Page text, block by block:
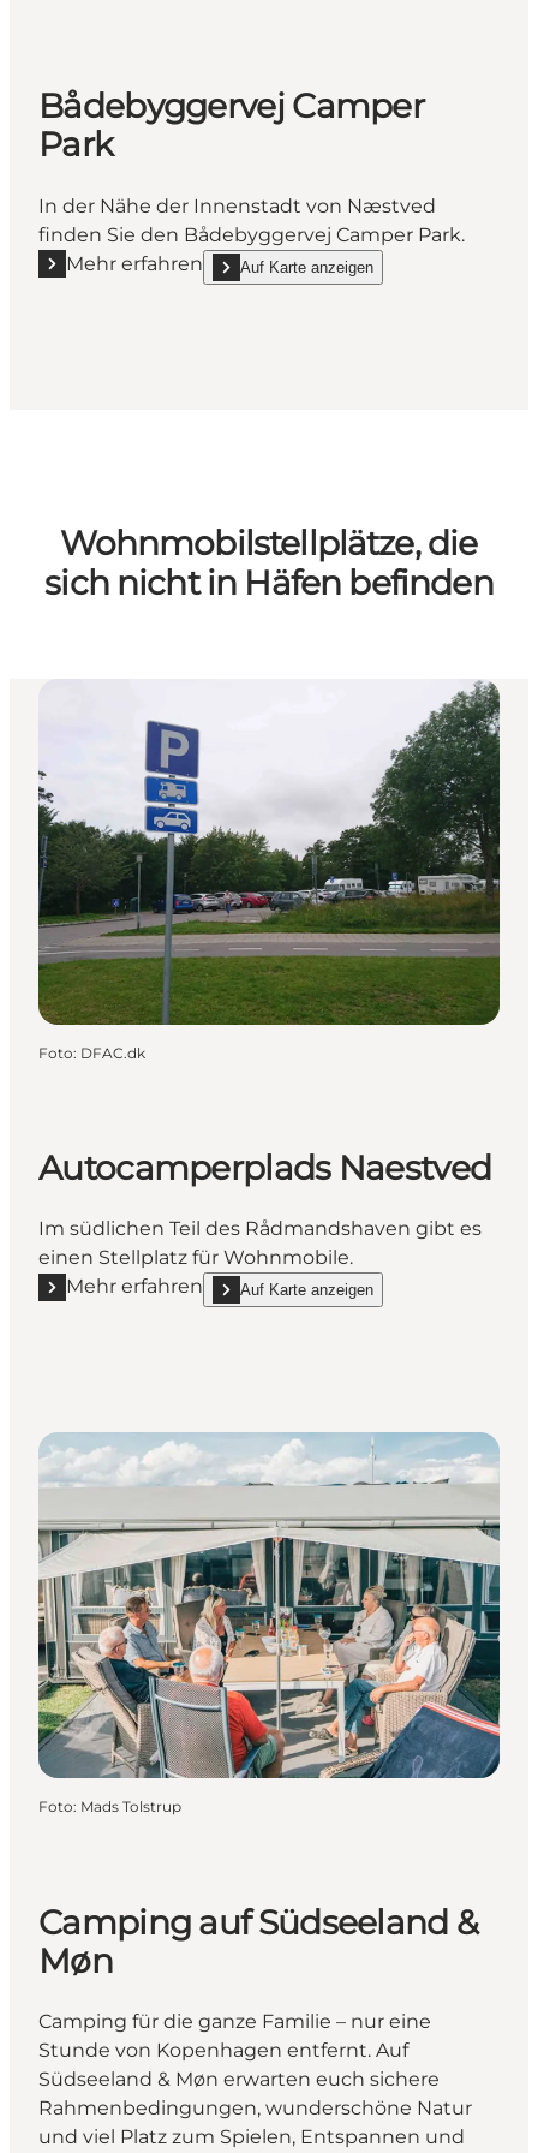
Bådebyggervej Camper
Park
In der Nähe der Innenstadt von Næstved
finden Sie den Bådebyggervej Camper Park.
Mehr erfahren
Mehr erfahren "Bådebyggervej Camper Park"
Auf Karte anzeigen
show Bådebyggervej Camper Park on_map
Wohnmobilstellplätze, die
sich nicht in Häfen befinden
Foto: DFAC.dk
Autocamperplads Naestved
Im südlichen Teil des Rådmandshaven gibt es
einen Stellplatz für Wohnmobile.
Mehr erfahren
Mehr erfahren "Autocamperplads Naestved"
Auf Karte anzeigen
show Autocamperplads Naestved on_map
Foto: Mads Tolstrup
Camping auf Südseeland &
Møn
Camping für die ganze Familie – nur eine
Stunde von Kopenhagen entfernt. Auf
Südseeland & Møn erwarten euch sichere
Rahmenbedingungen, wunderschöne Natur
und viel Platz zum Spielen, Entspannen und